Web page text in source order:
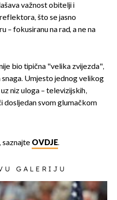
važnost obitelji i
što se jasno
– fokusiranu na rad, a ne na
bio tipična "velika zvijezda",
Umjesto jednog velikog
niz uloga – televizijskih,
dosljedan svom glumačkom
saznajte OVDJE.
GALERIJU